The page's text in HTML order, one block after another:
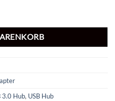
3.0 Hub, USB Hub